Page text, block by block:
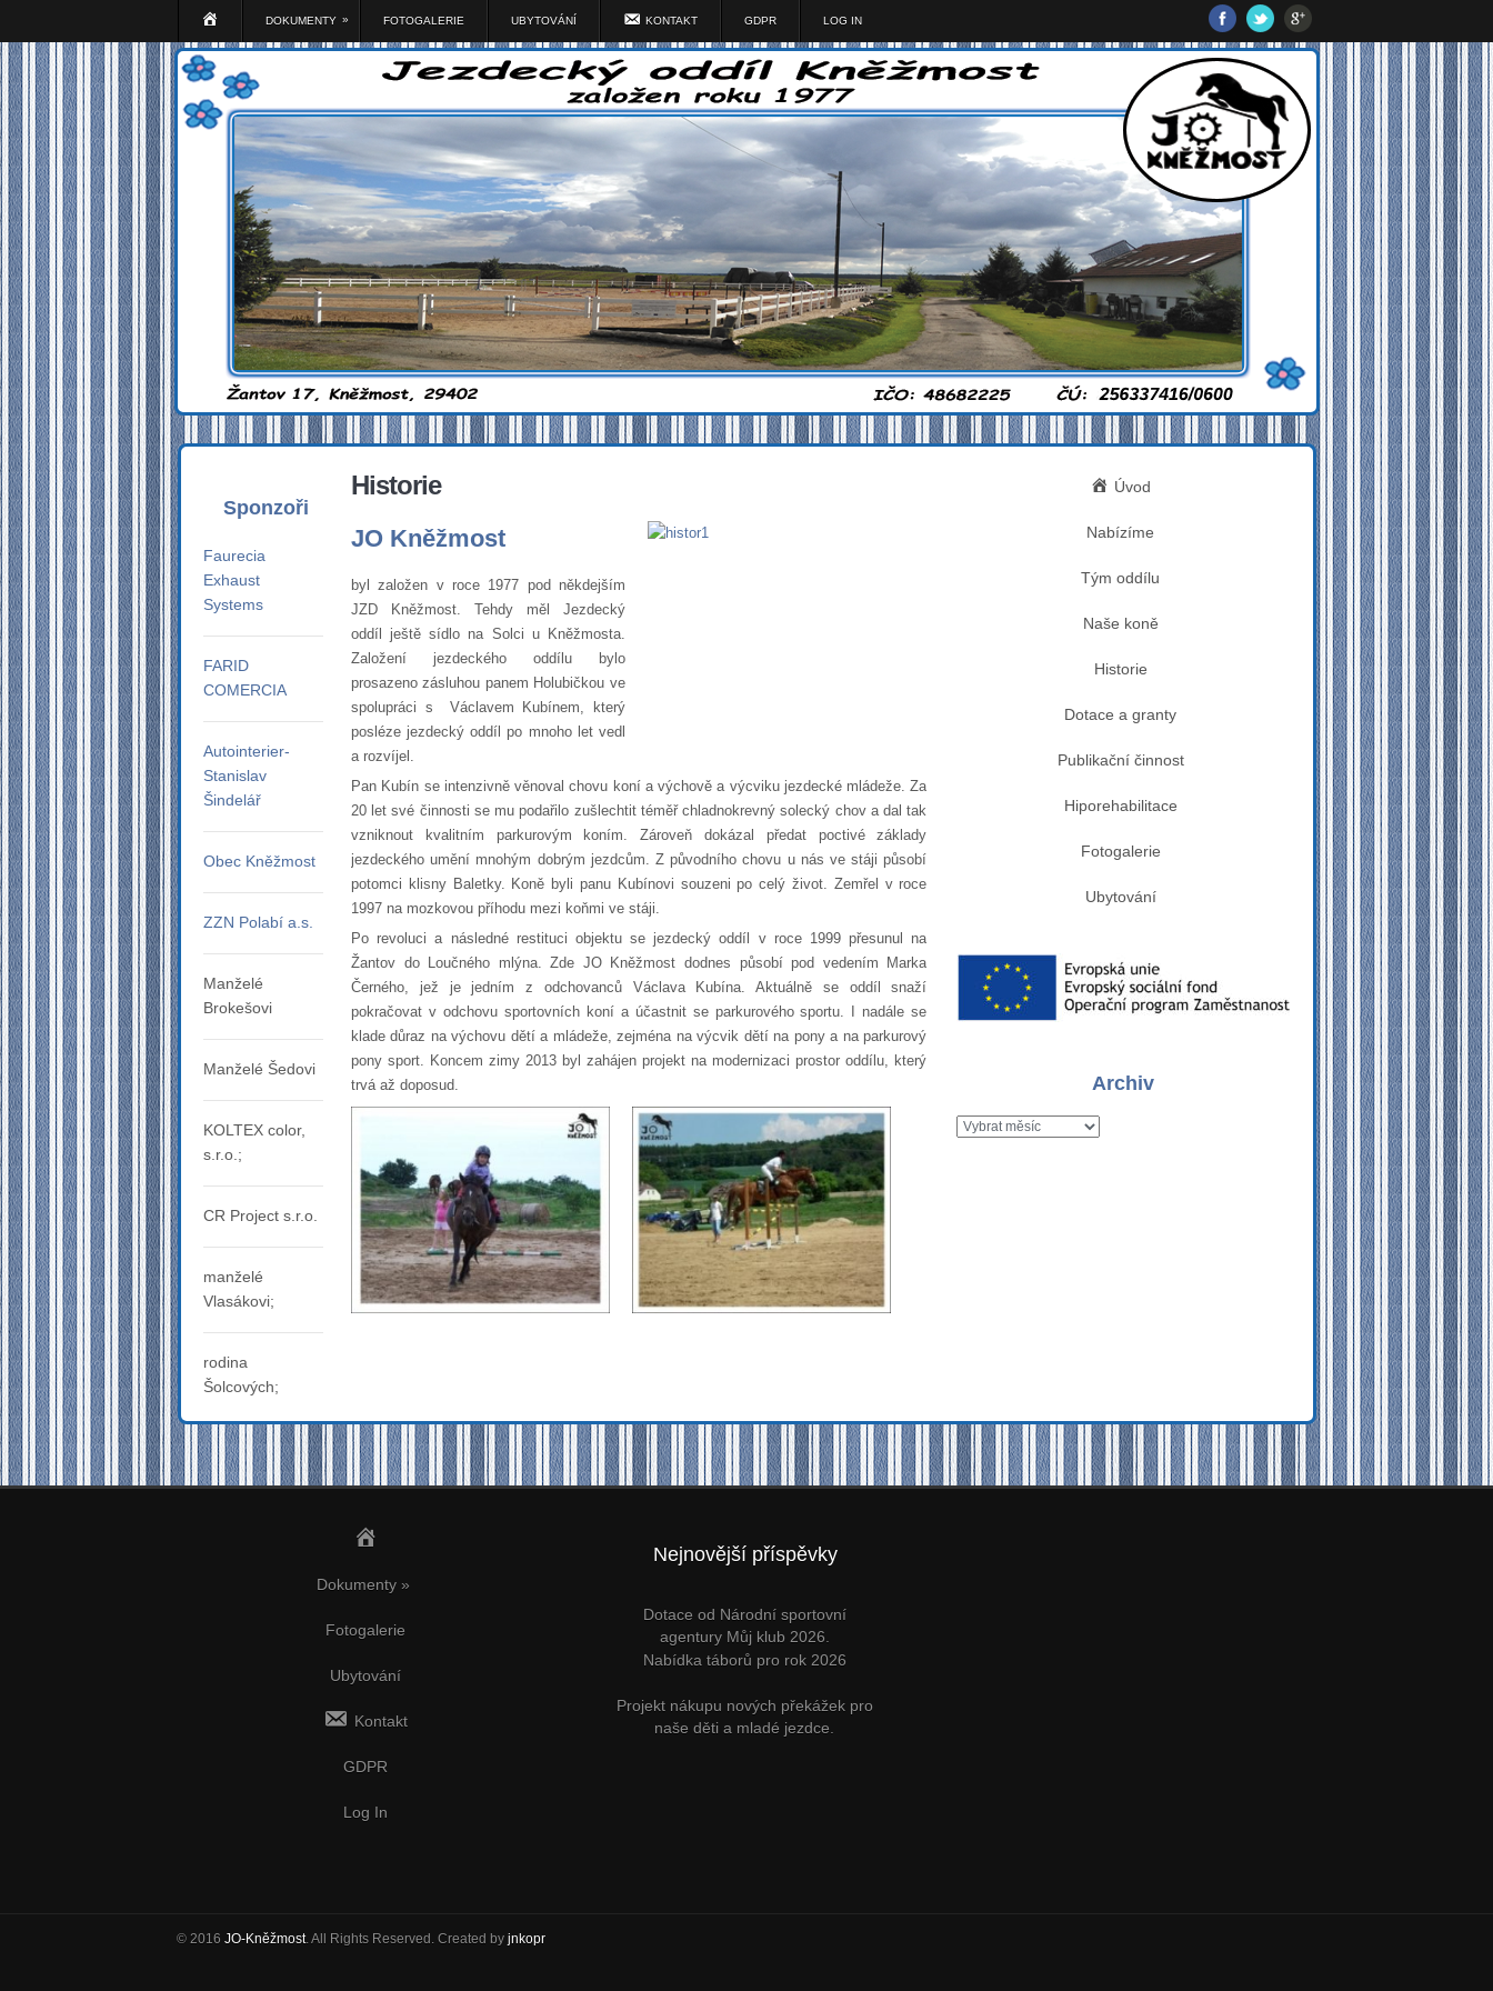
DOKUMENTY » FOTOGALERIE UBYTOVÁNÍ KONTAKT GDPR LOG IN
Jezdecký oddíl Kněžmost
Sponzoři
Faurecia
Exhaust
Systems
FARID
COMERCIA
Autointerier-
Stanislav
Šindelář
Obec Kněžmost
ZZN Polabí a.s.
Manželé
Brokešovi
Manželé Šedovi
KOLTEX color,
s.r.o.;
CR Project s.r.o.
manželé
Vlasákovi;
rodina
Šolcových;
Historie
JO Kněžmost
byl založen v roce 1977 pod někdejším
JZD Kněžmost. Tehdy měl Jezdecký
oddíl ještě sídlo na Solci u Kněžmosta.
Založení jezdeckého oddílu bylo
prosazeno zásluhou panem Holubičkou ve
spolupráci s Václavem Kubínem, který
posléze jezdecký oddíl po mnoho let vedl
a rozvíjel.
Pan Kubín se intenzivně věnoval chovu koní a výchově a výcviku jezdecké mládeže. Za
20 let své činnosti se mu podařilo zušlechtit téměř chladnokrevný solecký chov a dal tak
vzniknout kvalitním parkurovým koním. Zároveň dokázal předat poctivé základy
jezdeckého umění mnohým dobrým jezdcům. Z původního chovu u nás ve stáji působí
potomci klisny Baletky. Koně byli panu Kubínovi souzeni po celý život. Zemřel v roce
1997 na mozkovou příhodu mezi koňmi ve stáji.
Po revoluci a následné restituci objektu se jezdecký oddíl v roce 1999 přesunul na
Žantov do Loučného mlýna. Zde JO Kněžmost dodnes působí pod vedením Marka
Černého, jež je jedním z odchovanců Václava Kubína. Aktuálně se oddíl snaží
pokračovat v odchovu sportovních koní a účastnit se parkurového sportu. I nadále se
klade důraz na výchovu dětí a mládeže, zejména na výcvik dětí na pony a na parkurový
pony sport. Koncem zimy 2013 byl zahájen projekt na modernizaci prostor oddílu, který
trvá až doposud.
Úvod
Nabízíme
Tým oddílu
Naše koně
Historie
Dotace a granty
Publikační činnost
Hiporehabilitace
Fotogalerie
Ubytování
Archiv
Archiv
Dokumenty»
Fotogalerie
Ubytování
Kontakt
GDPR
Log In
Nejnovější příspěvky
Dotace od Národní sportovní
agentury Můj klub 2026.
Nabídka táborů pro rok 2026
Projekt nákupu nových překážek pro
naše děti a mladé jezdce.
© 2016JO-Kněžmost. All Rights Reserved. Created byjnkopr